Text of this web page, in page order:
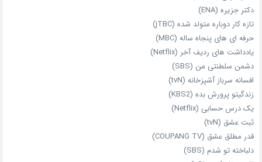
دکتر جزیره (ENA)
تازه‌ کار دوباره‌ متولد شده (jTBC)
حرفه‌ ای‌ های پنجاه‌ ساله (MBC)
یادداشت‌ های ردیف آخر (Netflix)
دشمن سلطنتی من (SBS)
افسانه سرباز آشپزخانه (tvN)
زندگیتو پرورش بده (KBS2)
یک درس حسابی (Netflix)
ثبت عشق (tvN)
قدر مطلق عشق (COUPANG TV)
دلباخته تو شدم (SBS)